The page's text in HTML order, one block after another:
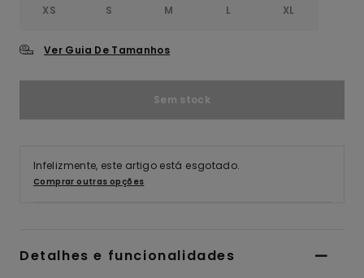
XS S M L XL
Ver Guia De Tamanhos
Sem stock
Infelizmente, este artigo está esgotado.
Comprar outras opções
Detalhes e funcionalidades